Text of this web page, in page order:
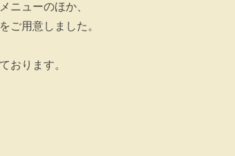
ニューのほか、
ご用意しました。
おります。